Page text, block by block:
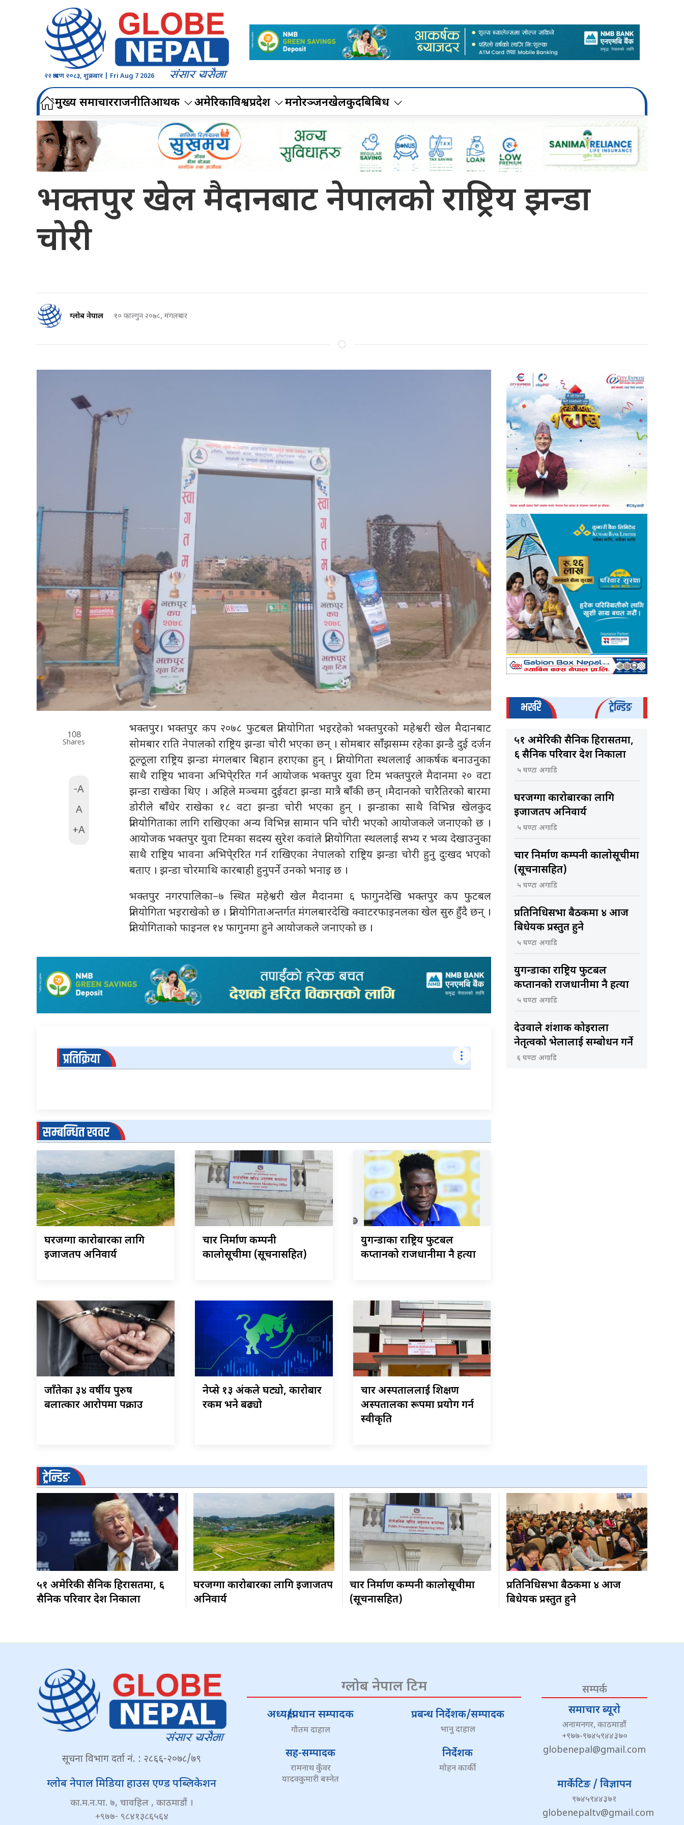
२२ श्रावण २०८३, शुक्रबार | Fri Aug 7 2026
मुख्य समाचारराजनीतिआर्थिक अमेरिकाविश्वप्रदेश मनोरञ्जनखेलकुदबिबिध
भक्तपुर खेल मैदानबाट नेपालको राष्ट्रिय झन्डा
चोरी
ग्लोब नेपाल १० फाल्गुन २०७८, मंगलबार
108
Shares
-A
A
+A
भक्तपुर। भक्तपुर कप २०७८ फुटबल प्रतियोगिता भइरहेको भक्तपुरको महेश्वरी खेल मैदानबाट
सोमबार राति नेपालको राष्ट्रिय झन्डा चोरी भएका छन् । सोमबार साँंझसम्म रहेका झन्डै दुई दर्जन
ठूल्ठूला राष्ट्रिय झन्डा मंगलबार बिहान हराएका हुन् । प्रतियोगिता स्थललाई आकर्षक बनाउनुका
साथै राष्ट्रिय भावना अभिपे्ररित गर्न आयोजक भक्तपुर युवा टिम भक्तपुरले मैदानमा २० वटा
झन्डा राखेका थिए । अहिले मञ्चमा दुईवटा झन्डा मात्रै बाँंकी छन् ।मैदानको चारैतिरको बारमा
डोरीले बाँंधेर राखेका १८ वटा झन्डा चोरी भएका हुन् । झन्डाका साथै विभिन्न खेलकुद
प्रतियोगिताका लागि राखिएका अन्य विभिन्न सामान पनि चोरी भएको आयोजकले जनाएको छ ।
आयोजक भक्तपुर युवा टिमका सदस्य सुरेश कवांले प्रतियोगिता स्थललाई सभ्य र भव्य देखाउनुका
साथै राष्ट्रिय भावना अभिपे्ररित गर्न राखिएका नेपालको राष्ट्रिय झन्डा चोरी हुनु दुःखद भएको
बताए । झन्डा चोरमाथि कारबाही हुनुपर्ने उनको भनाइ छ ।
भक्तपुर नगरपालिका–७ स्थित महेश्वरी खेल मैदानमा ६ फागुनदेखि भक्तपुर कप फुटबल
प्रतियोगिता भइराखेको छ । प्रतियोगिताअन्तर्गत मंगलबारदेखि क्वाटरफाइनलका खेल सुरु हुँंदै छन् ।
प्रतियोगिताको फाइनल १४ फागुनमा हुने आयोजकले जनाएको छ ।
प्रतिक्रिया
सम्बन्धित खवर
घरजग्गा कारोबारका लागि
इजाजतपत्र अनिवार्य
चार निर्माण कम्पनी
कालोसूचीमा (सूचनासहित)
युगन्डाका राष्ट्रिय फुटबल
कप्तानको राजधानीमा नै हत्या
जाँतेका ३४ वर्षीय पुरुष
बलात्कार आरोपमा पक्राउ
नेप्से १३ अंकले घट्यो, कारोबार
रकम भने बढ्यो
चार अस्पताललाई शिक्षण
अस्पतालका रूपमा प्रयोग गर्न
स्वीकृति
भर्खरै ट्रेन्डिङ
५१ अमेरिकी सैनिक हिरासतमा,
६ सैनिक परिवार देश निकाला
५ घण्टा अगाडि
घरजग्गा कारोबारका लागि
इजाजतपत्र अनिवार्य
५ घण्टा अगाडि
चार निर्माण कम्पनी कालोसूचीमा
(सूचनासहित)
५ घण्टा अगाडि
प्रतिनिधिसभा बैठकमा ४ आज
बिधेयक प्रस्तुत हुने
५ घण्टा अगाडि
युगन्डाका राष्ट्रिय फुटबल
कप्तानको राजधानीमा नै हत्या
५ घण्टा अगाडि
देउवाले शंशाक कोइराला
नेतृत्वको भेलालाई सम्बोधन गर्ने
६ घण्टा अगाडि
ट्रेन्डिङ
५१ अमेरिकी सैनिक हिरासतमा, ६
सैनिक परिवार देश निकाला
घरजग्गा कारोबारका लागि इजाजतपत्र
अनिवार्य
चार निर्माण कम्पनी कालोसूचीमा
(सूचनासहित)
प्रतिनिधिसभा बैठकमा ४ आज
बिधेयक प्रस्तुत हुने
सूचना विभाग दर्ता नं. : २८६६-२०७८/७९
ग्लोब नेपाल मिडिया हाउस एण्ड पब्लिकेशन
का.म.न.पा. ७, चावहिल , काठमाडौं ।
+९७७- ९८४१३८६५६४
ग्लोब नेपाल टिम
अध्यक्ष/प्रधान सम्पादक
गौतम दाहाल
प्रबन्ध निर्देशक/सम्पादक
भानु दाहाल
सह-सम्पादक
रामनाथ कुँवर
यादवकुमारी बस्नेत
निर्देशक
मोहन कार्की
सम्पर्क
समाचार ब्यूरो
अनामनगर, काठमाडौं
+९७७-९७४५९४४३७०
globenepal@gmail.com
मार्केटिङ / विज्ञापन
९७४५९४४३७१
globenepaltv@gmail.com